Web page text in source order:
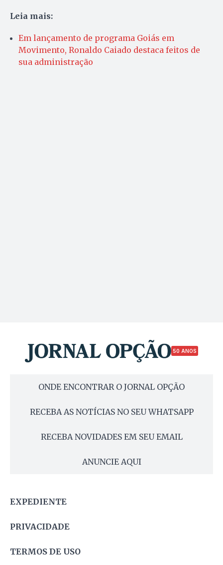
Leia mais:
Em lançamento de programa Goiás em
Movimento, Ronaldo Caiado destaca feitos de
sua administração
50 ANOS
ONDE ENCONTRAR O JORNAL OPÇÃO
RECEBA AS NOTÍCIAS NO SEU WHATSAPP
RECEBA NOVIDADES EM SEU EMAIL
ANUNCIE AQUI
EXPEDIENTE
PRIVACIDADE
TERMOS DE USO